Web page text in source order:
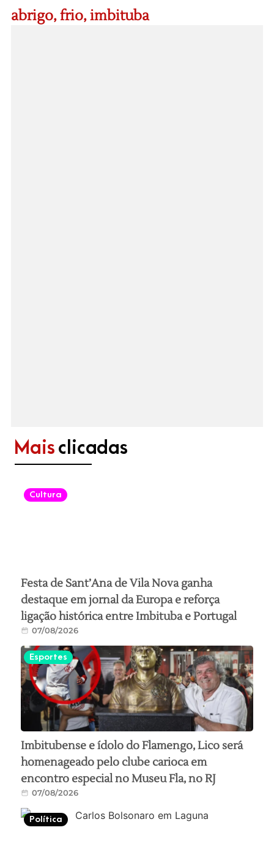
abrigo,frio,imbituba
Mais clicadas
Cultura
Festa de Sant’Ana de Vila Nova ganha
destaque em jornal da Europa e reforça
ligação histórica entre Imbituba e Portugal
07/08/2026
Esportes
Imbitubense e ídolo do Flamengo, Lico será
homenageado pelo clube carioca em
encontro especial no Museu Fla, no RJ
07/08/2026
Política